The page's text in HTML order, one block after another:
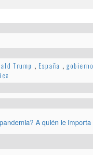
Trump , España , gobierno
A quién le importa